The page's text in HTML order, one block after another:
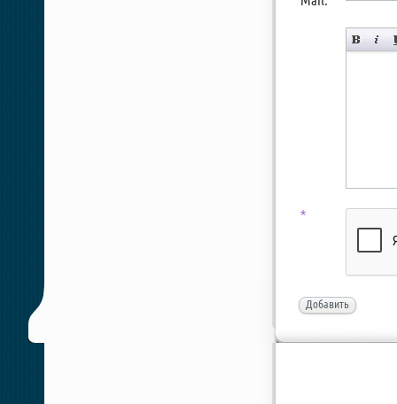
*
Добавить